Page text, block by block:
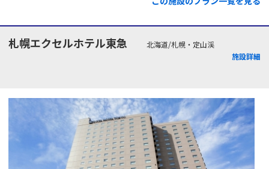
札幌エクセルホテル東急
北海道/札幌・定山渓
施設詳細